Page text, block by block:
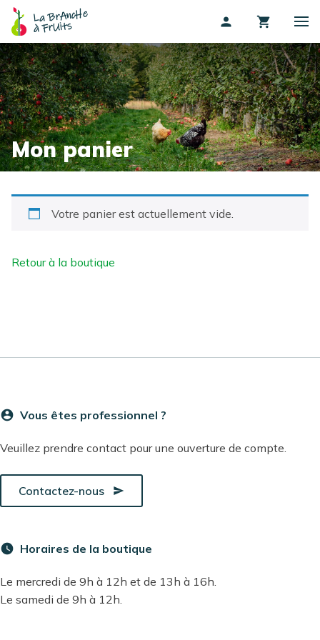
La BrAncHe
à FrUits
BOUTIQUE
SAVOIR-FAIRE
person shopping_cart
Mon panier
Votre panier est actuellement vide.
Retour à la boutique
account_circle Vous êtes professionnel ?
Veuillez prendre contact pour une ouverture de compte.
Contactez-nous send
watch_later Horaires de la boutique
Le mercredi de 9h à 12h et de 13h à 16h.
Le samedi de 9h à 12h.